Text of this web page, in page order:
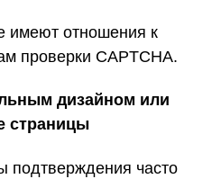
имеют отношения к
проверки CAPTCHA.
дизайном или
страницы
подтверждения часто